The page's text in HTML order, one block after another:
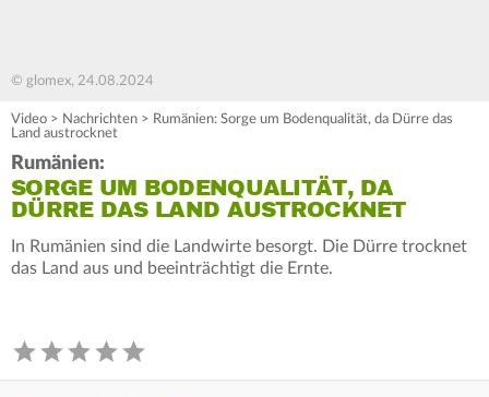
© glomex, 24.08.2024
Video > Nachrichten > Rumänien: Sorge um Bodenqualität, da Dürre das
Land austrocknet
Rumänien:
SORGE UM BODENQUALITÄT, DA
DÜRRE DAS LAND AUSTROCKNET
In Rumänien sind die Landwirte besorgt. Die Dürre trocknet
das Land aus und beeinträchtigt die Ernte.